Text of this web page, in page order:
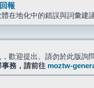
報
在地化中的錯誤與詞彙建
歡迎提出。請勿於此版詢
務，請前往 moztw-